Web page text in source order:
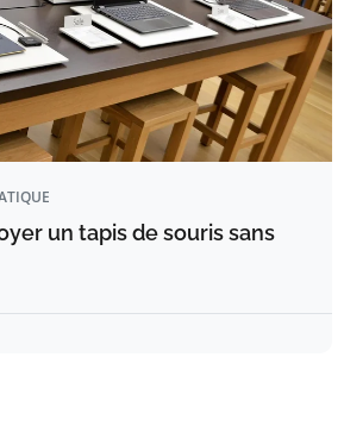
un tapis de souris sans